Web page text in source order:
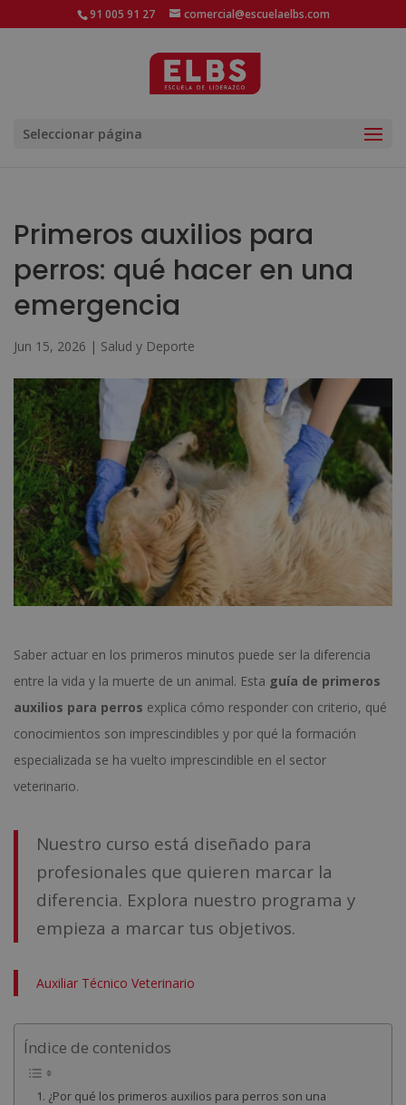
91 005 91 27 comercial@escuelaelbs.com
Seleccionar página
Primeros auxilios para
perros: qué hacer en una
emergencia
Jun 15, 2026 | Salud y Deporte
Saber actuar en los primeros minutos puede ser la diferencia
entre la vida y la muerte de un animal. Esta guía de primeros
auxilios para perros explica cómo responder con criterio, qué
conocimientos son imprescindibles y por qué la formación
especializada se ha vuelto imprescindible en el sector
veterinario.
Nuestro curso está diseñado para
profesionales que quieren marcar la
diferencia. Explora nuestro programa y
empieza a marcar tus objetivos.
Auxiliar Técnico Veterinario
Índice de contenidos
¿Por qué los primeros auxilios para perros son una